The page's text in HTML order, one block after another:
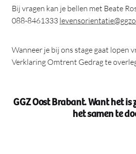
Bij vragen kan je bellen met Beate
088-8461333
Wanneer je bij ons stage gaat lopen
Verklaring Omtrent Gedrag te
GGZ Oost Brabant. Want het is
het samen te